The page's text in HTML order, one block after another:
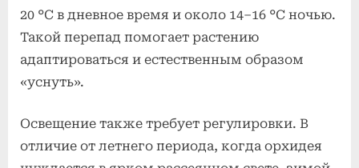
20 °C в дневное время и около 14–16 °C ночью.
Такой перепад помогает растению
адаптироваться и естественным образом
«уснуть».
Освещение также требует регулировки. В
отличие от летнего периода, когда орхидея